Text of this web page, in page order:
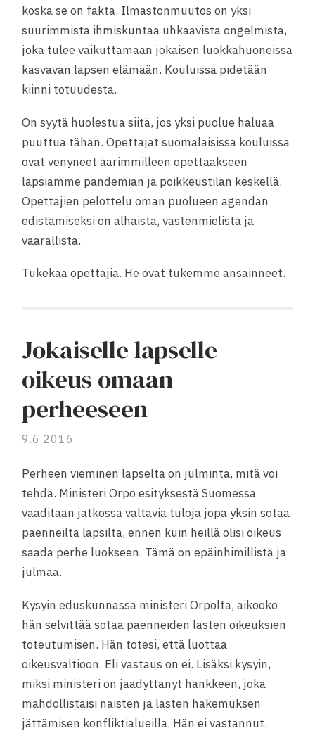
koska se on fakta. Ilmastonmuutos on yksi
suurimmista ihmiskuntaa uhkaavista ongelmista,
joka tulee vaikuttamaan jokaisen luokkahuoneissa
kasvavan lapsen elämään. Kouluissa pidetään
kiinni totuudesta.
On syytä huolestua siitä, jos yksi puolue haluaa
puuttua tähän. Opettajat suomalaisissa kouluissa
ovat venyneet äärimmilleen opettaakseen
lapsiamme pandemian ja poikkeustilan keskellä.
Opettajien pelottelu oman puolueen agendan
edistämiseksi on alhaista, vastenmielistä ja
vaarallista.
Tukekaa opettajia. He ovat tukemme ansainneet.
Jokaiselle lapselle
oikeus omaan
perheeseen
9.6.2016
Perheen vieminen lapselta on julminta, mitä voi
tehdä. Ministeri Orpo esityksestä Suomessa
vaaditaan jatkossa valtavia tuloja jopa yksin sotaa
paenneilta lapsilta, ennen kuin heillä olisi oikeus
saada perhe luokseen. Tämä on epäinhimillistä ja
julmaa.
Kysyin eduskunnassa ministeri Orpolta, aikooko
hän selvittää sotaa paenneiden lasten oikeuksien
toteutumisen. Hän totesi, että luottaa
oikeusvaltioon. Eli vastaus on ei. Lisäksi kysyin,
miksi ministeri on jäädyttänyt hankkeen, joka
mahdollistaisi naisten ja lasten hakemuksen
jättämisen konfliktialueilla. Hän ei vastannut.